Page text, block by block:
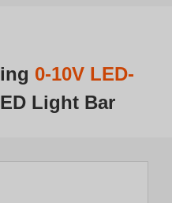
0-10V LED-
Light Bar